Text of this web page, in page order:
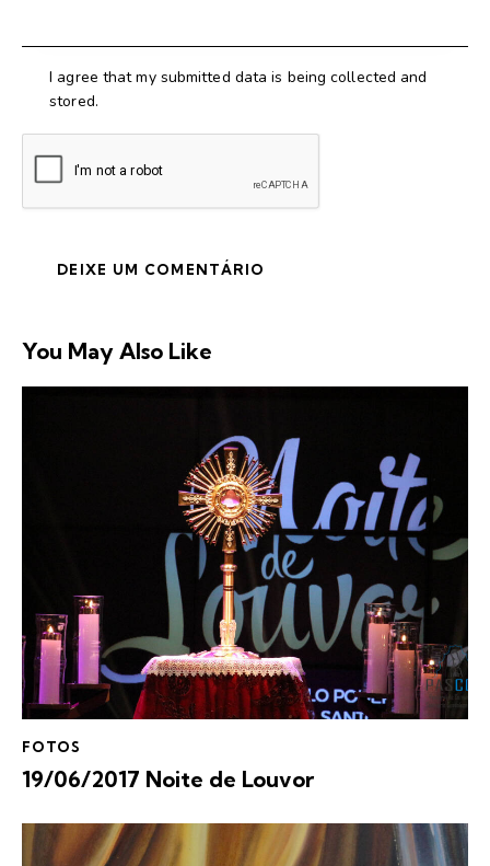
I agree that my submitted data is being collected and
stored.
You May Also Like
FOTOS
19/06/2017 Noite de Louvor